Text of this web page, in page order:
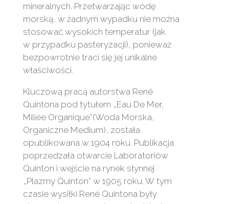
mineralnych. Przetwarzając wodę
morską, w żadnym wypadku nie można
stosować wysokich temperatur (jak
w przypadku pasteryzacji), ponieważ
bezpowrotnie traci się jej unikalne
właściwości.
Kluczową pracą autorstwa René
Quintona pod tytułem „Eau De Mer,
Miliee Organique”(Woda Morska,
Organiczne Medium), została
opublikowana w 1904 roku. Publikacja
poprzedzała otwarcie Laboratoriów
Quinton i wejście na rynek słynnej
„Plazmy Quinton” w 1905 roku. W tym
czasie wysiłki René Quintona były